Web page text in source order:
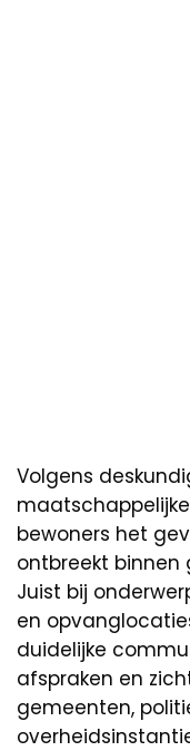
Volgens
bewoners het
ontbreekt binnen
Juist bij
en
duidelijke
afspraken en
gemeenten,